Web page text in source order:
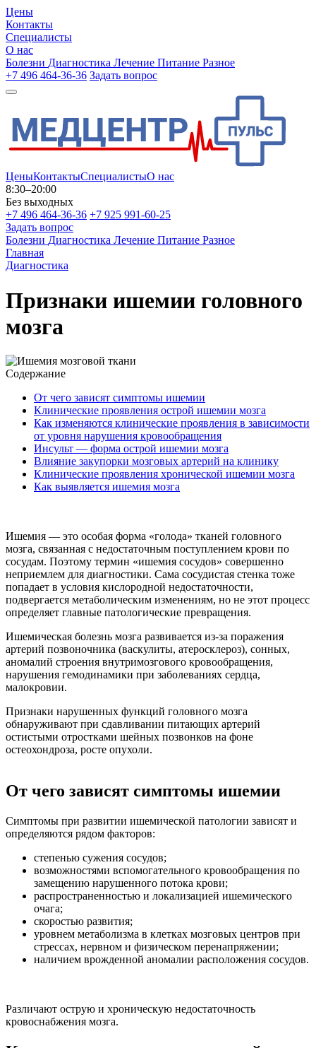
Цены
Контакты
Специалисты
О нас
Болезни Диагностика Лечение Питание Разное
+7 496 464-36-36 Задать вопрос
ЦеныКонтактыСпециалистыО нас
8:30–20:00
Без выходных
+7 496 464-36-36 +7 925 991-60-25
Задать вопрос
Болезни Диагностика Лечение Питание Разное
Главная
Диагностика
Признаки ишемии головного
мозга
Содержание
От чего зависят симптомы ишемии
Клинические проявления острой ишемии мозга
Как изменяются клинические проявления в зависимости
от уровня нарушения кровообращения
Инсульт — форма острой ишемии мозга
Влияние закупорки мозговых артерий на клинику
Клинические проявления хронической ишемии мозга
Как выявляется ишемия мозга
Ишемия — это особая форма «голода» тканей головного
мозга, связанная с недостаточным поступлением крови по
сосудам. Поэтому термин «ишемия сосудов» совершенно
неприемлем для диагностики. Сама сосудистая стенка тоже
попадает в условия кислородной недостаточности,
подвергается метаболическим изменениям, но не этот процесс
определяет главные патологические превращения.
Ишемическая болезнь мозга развивается из-за поражения
артерий позвоночника (васкулиты, атеросклероз), сонных,
аномалий строения внутримозгового кровообращения,
нарушения гемодинамики при заболеваниях сердца,
малокровии.
Признаки нарушенных функций головного мозга
обнаруживают при сдавливании питающих артерий
остистыми отростками шейных позвонков на фоне
остеохондроза, росте опухоли.
От чего зависят симптомы ишемии
Симптомы при развитии ишемической патологии зависят и
определяются рядом факторов:
степенью сужения сосудов;
возможностями вспомогательного кровообращения по
замещению нарушенного потока крови;
распространенностью и локализацией ишемического
очага;
скоростью развития;
уровнем метаболизма в клетках мозговых центров при
стрессах, нервном и физическом перенапряжении;
наличием врожденной аномалии расположения сосудов.
Различают острую и хроническую недостаточность
кровоснабжения мозга.